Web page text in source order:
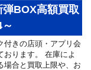
BOX高額買取
付きの店頭・アプリ会
おります。 在庫によ
場合と買取上限や、お